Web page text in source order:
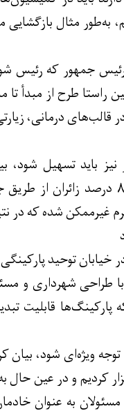
مثال بازگشایی
جمهور که رئیس
طرح از مبدأ تا
قالب‌های درمانی،
باید تسهیل شود،
پارکینگ‌های متعدد می‌تواند بسیار مؤثر
غیرممکن شده که در
خیابان توحید
طراحی شهرداری و
قابلیت
ویژه‌ای شود،
تهران را نداشتیم، مراسم اجلاس را در ۲
به عنوان